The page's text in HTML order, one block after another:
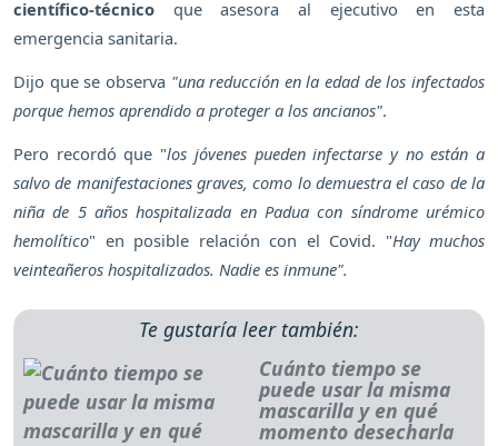
científico-técnico que asesora al ejecutivo en esta
emergencia sanitaria.
Dijo que se observa "una reducción en la edad de los infectados
porque hemos aprendido a proteger a los ancianos".
Pero recordó que "los jóvenes pueden infectarse y no están a
salvo de manifestaciones graves, como lo demuestra el caso de la
niña de 5 años hospitalizada en Padua con síndrome urémico
hemolítico" en posible relación con el Covid. "Hay muchos
veinteañeros hospitalizados. Nadie es inmune".
Te gustaría leer también:
Cuánto tiempo se
puede usar la misma
mascarilla y en qué
momento desecharla